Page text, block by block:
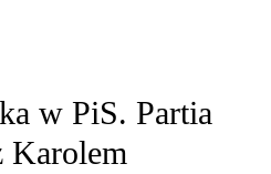
w PiS. Partia
Karolem